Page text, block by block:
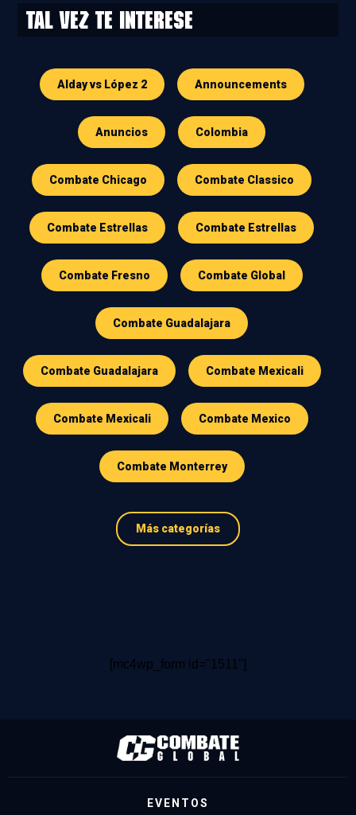
Tal vez te interese
Alday vs López 2 Announcements
Anuncios Colombia
Combate Chicago Combate Classico
Combate Estrellas Combate Estrellas
Combate Fresno Combate Global
Combate Guadalajara
Combate Guadalajara Combate Mexicali
Combate Mexicali Combate Mexico
Combate Monterrey
Más categorías
[mc4wp_form id="1511"]
EVENTOS